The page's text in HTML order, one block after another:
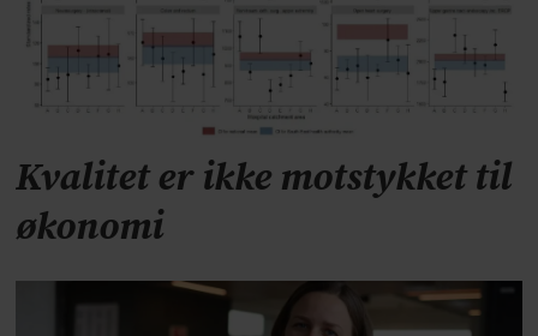
Kvalitet er ikke motstykket til
økonomi